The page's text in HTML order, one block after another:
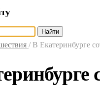
Найти
/ В Екатеринбурге